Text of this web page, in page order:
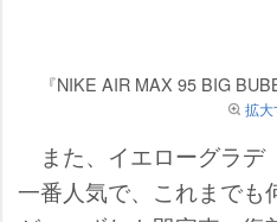
『NIKE AIR MAX 95 BIG
拡大
また、イエローグラデ
一番人気で、これまでも